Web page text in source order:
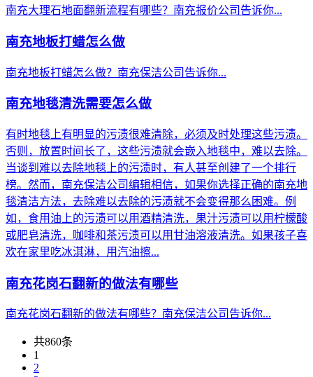
南充大理石地面翻新流程有哪些？南充报价公司告诉你...
南充地板打蜡怎么做
南充地板打蜡怎么做？南充保洁公司告诉你...
南充地毯清洗需要怎么做
有时地毯上有明显的污渍很难清除，必须及时处理这些污渍。
否则，放置时间长了，这些污渍就会嵌入地毯中，难以去除。
当谈到难以去除地毯上的污渍时，有人甚至创建了一个排行
榜。然而，南充保洁公司编辑相信，如果你选择正确的南充地
毯清洁方法，去除难以去除的污渍就不会变得那么困难。例
如，食用油上的污渍可以用酒精清洗，果汁污渍可以用柠檬酸
或肥皂清洗，咖啡和茶污渍可以用甘油溶液清洗。如果孩子喜
欢在家里吃冰淇淋，用汽油擦...
南充花岗石翻新的做法有哪些
南充花岗石翻新的做法有哪些？南充保洁公司告诉你...
共860条
1
2